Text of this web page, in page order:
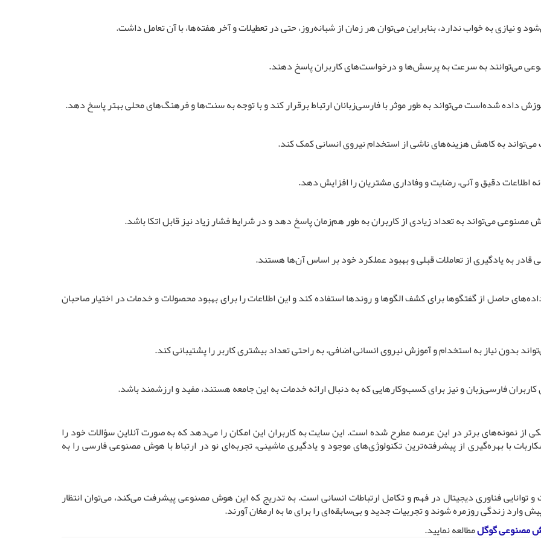
می‌توانند به سرعت به پرسش‌ها و درخواست‌های کاربران پاسخ دهند.
داده شده‌است می‌تواند به طور موثر با فارسی‌زبانان ارتباط برقرار کند و با توجه به سنت‌ها و فرهنگ‌های محلی بهتر پاسخ دهد.
به کاهش هزینه‌های ناشی از استخدام نیروی انسانی کمک کند.
دقیق و آنی، رضایت و وفاداری مشتریان را افزایش دهد.
مصنوعی می‌تواند به تعداد زیادی از کاربران به طور هم‌زمان پاسخ دهد و در شرایط فشار زیاد نیز قابل اتکا باشد.
به یادگیری از تعاملات قبلی و بهبود عملکرد خود بر اساس آن‌ها هستند.
حاصل از گفتگوها برای کشف الگوها و روندها استفاده کند و این اطلاعات را برای بهبود محصولات و خدمات در اختیار صاحبان
نیاز به استخدام و آموزش نیروی انسانی اضافی، به راحتی تعداد بیشتری کاربر را پشتیبانی کند.
فارسی‌زبان و نیز برای کسب‌وکارهایی که به دنبال ارائه خدمات به این جامعه هستند، مفید و ارزشمند باشد.
از نمونه‌های برتر در این عرصه مطرح شده است. این سایت به کاربران این امکان را می‌دهد که به صورت آنلاین سؤالات خود را
با بهره‌گیری از پیشرفته‌ترین تکنولوژی‌های موجود و یادگیری ماشینی، تجربه‌ای نو در ارتباط با هوش مصنوعی فارسی را به
فناوری دیجیتال در فهم و تکامل ارتباطات انسانی است. به تدریج که این هوش مصنوعی پیشرفت می‌کند، می‌توان انتظار
زندگی روزمره شوند و تجربیات جدید و بی‌سابقه‌ای را برای ما به ارمغان آورند.
مصنوعی گوگلمطالعه نمایید.